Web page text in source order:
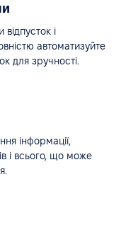
і
автоматизуйте
для зручності.
інформації,
і всього, що може